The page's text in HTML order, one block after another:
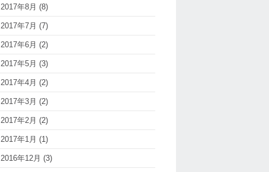
2017年8月 (8)
2017年7月 (7)
2017年6月 (2)
2017年5月 (3)
2017年4月 (2)
2017年3月 (2)
2017年2月 (2)
2017年1月 (1)
2016年12月 (3)